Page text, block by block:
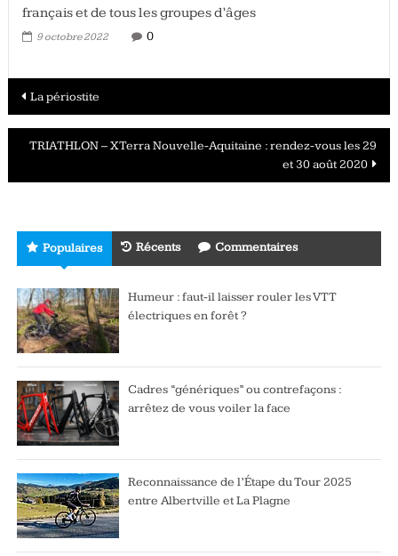
français et de tous les groupes d’âges
9 octobre 2022 0
Navigation
des
articles
La périostite
TRIATHLON – XTerra Nouvelle-Aquitaine : rendez-vous les 29
et 30 août 2020
Populaires Récents Commentaires
Humeur : faut-il laisser rouler les VTT
électriques en forêt ?
Cadres “génériques” ou contrefaçons :
arrêtez de vous voiler la face
Reconnaissance de l’Étape du Tour 2025
entre Albertville et La Plagne